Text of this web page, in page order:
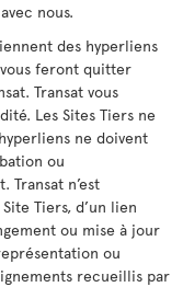
nous.
des hyperliens
feront quitter
Transat vous
Les Sites Tiers ne
ne doivent
ou
Transat n’est
Tiers, d’un lien
ou mise à jour
ou
recueillis par